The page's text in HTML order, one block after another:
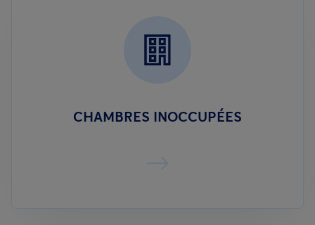
CHAMBRES INOCCUPÉES